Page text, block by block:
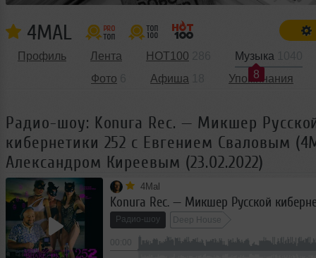
4MAL
Профиль Лента HOT100
Музыка
8
Фото
Афиша Упоминания
Радио-шоу: Konura Rec. — Микшер
кибернетики 252 с Евгением Сваловым
Александром Киреевым (23.02.2022)
4Mal
Радио-шоу Deep House